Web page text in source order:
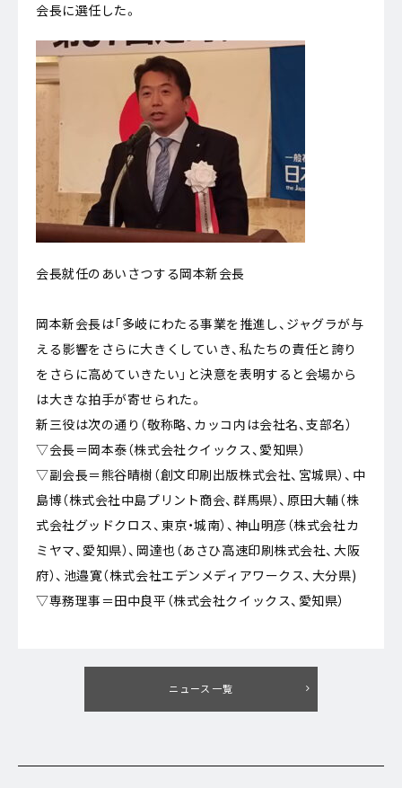
会長に選任した。
会長就任のあいさつする岡本新会長
岡本新会長は「多岐にわたる事業を推進し、ジャグラが与
える影響をさらに大きくしていき、私たちの責任と誇り
をさらに高めていきたい」と決意を表明すると会場から
は大きな拍手が寄せられた。
新三役は次の通り（敬称略、カッコ内は会社名、支部名）
▽会長＝岡本泰（株式会社クイックス、愛知県）
▽副会長＝熊谷晴樹（創文印刷出版株式会社、宮城県）、中
島博（株式会社中島プリント商会、群馬県）、原田大輔（株
式会社グッドクロス、東京・城南）、神山明彦（株式会社カ
ミヤマ、愛知県）、岡達也（あさひ高速印刷株式会社、大阪
府）、池邉寛（株式会社エデンメディアワークス、大分県)
▽専務理事＝田中良平（株式会社クイックス、愛知県）
ニュース一覧